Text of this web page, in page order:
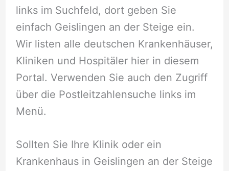
links im Suchfeld, dort geben Sie
einfach Geislingen an der Steige ein.
Wir listen alle deutschen Krankenhäuser,
Kliniken und Hospitäler hier in diesem
Portal. Verwenden Sie auch den Zugriff
über die Postleitzahlensuche links im
Menü.
Sollten Sie Ihre Klinik oder ein
Krankenhaus in Geislingen an der Steige